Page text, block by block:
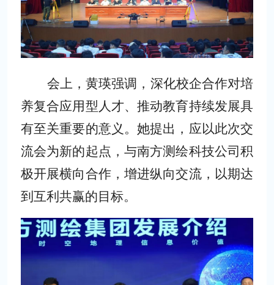
会上，黄瑛强调，深化校企合作对培
养复合应用型人才、推动教育持续发展具
有至关重要的意义。她提出，应以此次交
流会为新的起点，与南方测绘科技公司积
极开展横向合作，增进纵向交流，以期达
到互利共赢的目标。